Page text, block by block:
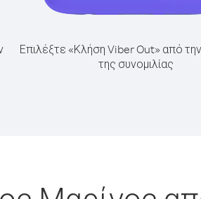
Επιλέξτε «Κλήση Viber Out» από
της συνομιλίας